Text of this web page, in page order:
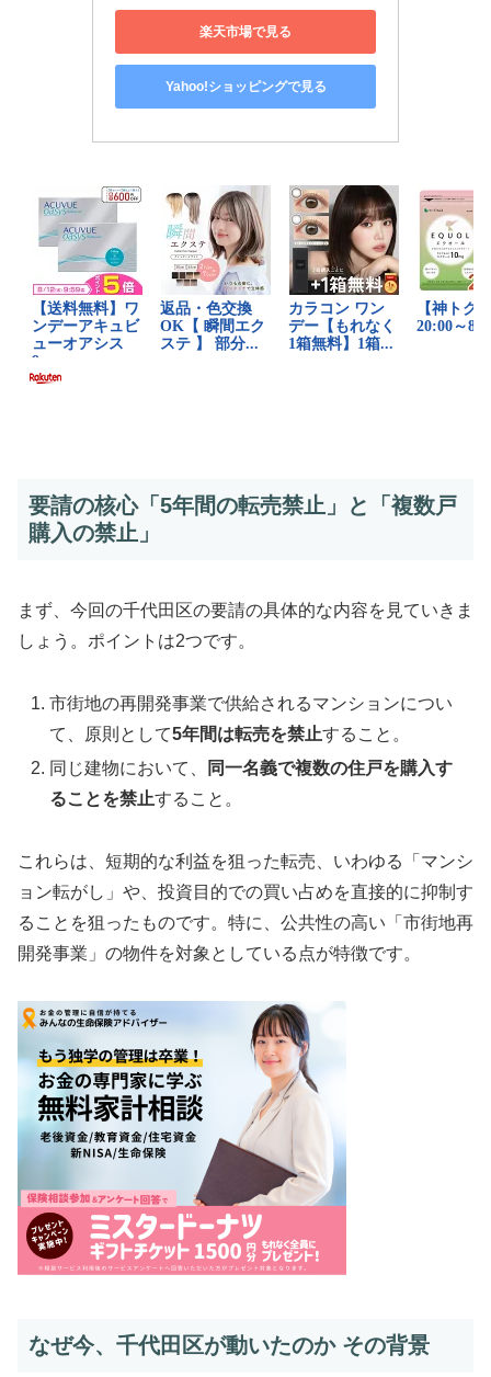
楽天市場で見る
Yahoo!ショッピングで見る
要請の核心「5年間の転売禁止」と「複数戸
購入の禁止」
まず、今回の千代田区の要請の具体的な内容を見ていきま
しょう。ポイントは2つです。
市街地の再開発事業で供給されるマンションについ
て、原則として5年間は転売を禁止すること。
同じ建物において、
同一名義で複数の住戸を購入す
ることを禁止すること。
これらは、短期的な利益を狙った転売、いわゆる「マンシ
ョン転がし」や、投資目的での買い占めを直接的に抑制す
ることを狙ったものです。特に、公共性の高い「市街地再
開発事業」の物件を対象としている点が特徴です。
なぜ今、千代田区が動いたのか その背景